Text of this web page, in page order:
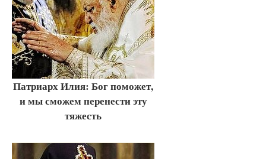
Патриарх Илия: Бог поможет,
и мы сможем перенести эту
тяжесть